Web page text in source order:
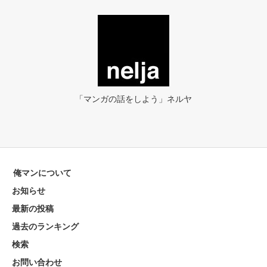
「マンガの話をしよう」ネルヤ
俺マンについて
お知らせ
最新の投稿
過去のランキング
検索
お問い合わせ